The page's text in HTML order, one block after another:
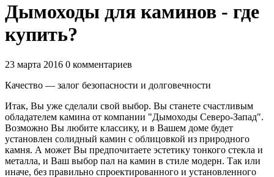
Дымоходы для каминов - где
купить?
23 марта 2016 0 комментариев
Качество — залог безопасности и долговечности
Итак, Вы уже сделали свой выбор. Вы станете счастливым
обладателем камина от компании "Дымоходы Северо-Запад".
Возможно Вы любите классику, и в Вашем доме будет
установлен солидный камин с облицовкой из природного
камня. А может Вы предпочитаете эстетику тонкого стекла и
металла, и Ваш выбор пал на камин в стиле модерн. Так или
иначе, без правильно спроектированного и установленного